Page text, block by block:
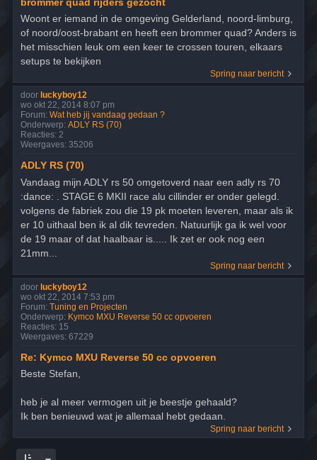
Woont er iemand in de omgeving Gelderland, noord-limburg,
of noord/oost-brabant en heeft een brommer quad? Anders is
het misschien leuk om een keer te crossen touren, elkaars
setups te bekijken
Spring naar bericht
door luckyboy12
wo okt 22, 2014 8:07 pm
Forum: Wat heb jij vandaag gedaan ?
Onderwerp: ADLY RS (70)
Reacties: 2
Weergaves: 35206
ADLY RS (70)
Vandaag mijn ADLY rs 50 omgetoverd naar een adly rs 70
:dance: . STAGE 6 MKII race alu cillinder er onder gelegd.
volgens de fabriek zou die 19 pk moeten leveren, maar als ik
er 10 uithaal ben ik al dik tevreden. Natuurlijk ga ik wel voor
de 19 maar of dat haalbaar is..... Ik zet er ook nog een
21mm...
Spring naar bericht
door luckyboy12
wo okt 22, 2014 7:53 pm
Forum: Tuning en Projecten
Onderwerp: Kymco MXU Reverse 50 cc opvoeren
Reacties: 15
Weergaves: 67229
Re: Kymco MXU Reverse 50 cc opvoeren
Beste Stefan,
heb je al meer vermogen uit je beestje gehaald?
Ik ben benieuwd wat je allemaal hebt gedaan.
Spring naar bericht